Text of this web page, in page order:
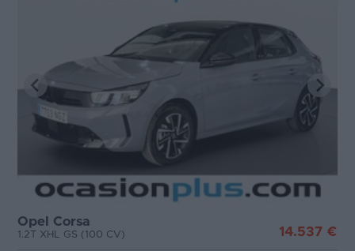
Opel Corsa
1.2T XHL GS (100 CV) 14.537 €